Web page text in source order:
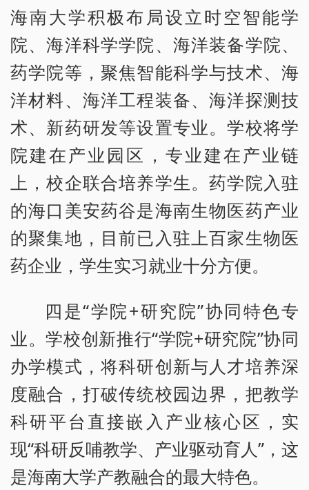
海南大学积极布局设立时空智能学
院、海洋科学学院、海洋装备学院、
药学院等，聚焦智能科学与技术、海
洋材料、海洋工程装备、海洋探测技
术、新药研发等设置专业。学校将学
院建在产业园区，专业建在产业链
上，校企联合培养学生。药学院入驻
的海口美安药谷是海南生物医药产业
的聚集地，目前已入驻上百家生物医
药企业，学生实习就业十分方便。
四是“学院+研究院”协同特色专
业。学校创新推行“学院+研究院”协同
办学模式，将科研创新与人才培养深
度融合，打破传统校园边界，把教学
科研平台直接嵌入产业核心区，实
现“科研反哺教学、产业驱动育人”，这
是海南大学产教融合的最大特色。